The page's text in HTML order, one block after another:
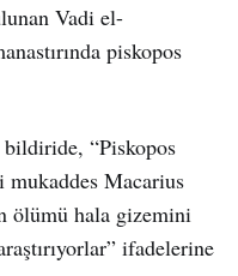
Vadi el-
piskopos
“Piskopos
mukaddes Macarius
ölümü hala gizemini
ifadelerine